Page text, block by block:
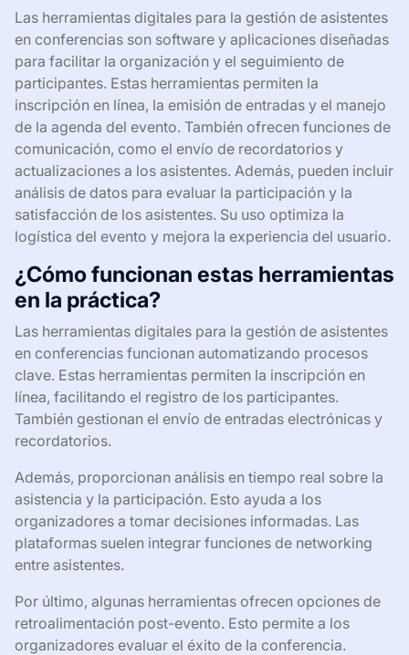
Las herramientas digitales para la gestión de asistentes
en conferencias son software y aplicaciones diseñadas
para facilitar la organización y el seguimiento de
participantes. Estas herramientas permiten la
inscripción en línea, la emisión de entradas y el manejo
de la agenda del evento. También ofrecen funciones de
comunicación, como el envío de recordatorios y
actualizaciones a los asistentes. Además, pueden incluir
análisis de datos para evaluar la participación y la
satisfacción de los asistentes. Su uso optimiza la
logística del evento y mejora la experiencia del usuario.
¿Cómo funcionan estas herramientas
en la práctica?
Las herramientas digitales para la gestión de asistentes
en conferencias funcionan automatizando procesos
clave. Estas herramientas permiten la inscripción en
línea, facilitando el registro de los participantes.
También gestionan el envío de entradas electrónicas y
recordatorios.
Además, proporcionan análisis en tiempo real sobre la
asistencia y la participación. Esto ayuda a los
organizadores a tomar decisiones informadas. Las
plataformas suelen integrar funciones de networking
entre asistentes.
Por último, algunas herramientas ofrecen opciones de
retroalimentación post-evento. Esto permite a los
organizadores evaluar el éxito de la conferencia.